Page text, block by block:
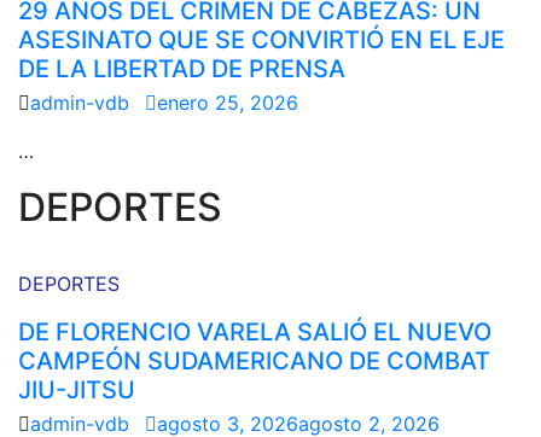
29 AÑOS DEL CRIMEN DE CABEZAS: UN
ASESINATO QUE SE CONVIRTIÓ EN EL EJE
DE LA LIBERTAD DE PRENSA
admin-vdb
enero 25, 2026
…
DEPORTES
DEPORTES
DE FLORENCIO VARELA SALIÓ EL NUEVO
CAMPEÓN SUDAMERICANO DE COMBAT
JIU-JITSU
admin-vdb agosto 3, 2026agosto 2, 2026